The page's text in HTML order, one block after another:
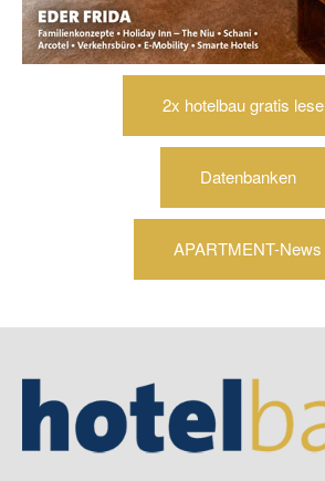
2x hotelbau gratis
Datenbanken
APARTMENT-News